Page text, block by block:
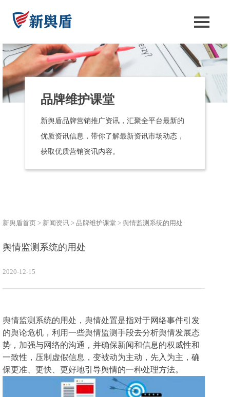
品牌维护课堂
新舆盾品牌营销推广资讯，汇聚全平台最新的
优质资讯信息，带你了解最新资讯市场动态，
获取优质营销资讯内容。
新舆盾首页 > 新闻资讯 > 品牌维护课堂 > 舆情监测系统的用处
舆情监测系统的用处
2020-12-15
舆情监测系统的用处， 舆情处置是指对于网络事件引发
的舆论危机，利用一些舆情监测手段去分析舆情发展态
势，加强与网络的沟通，并确保新闻和信息的权威性和
一致性，压制虚假信息，变被动为主动，先入为主，确
保更准、更快、更好地引导舆情的一种处理方法。